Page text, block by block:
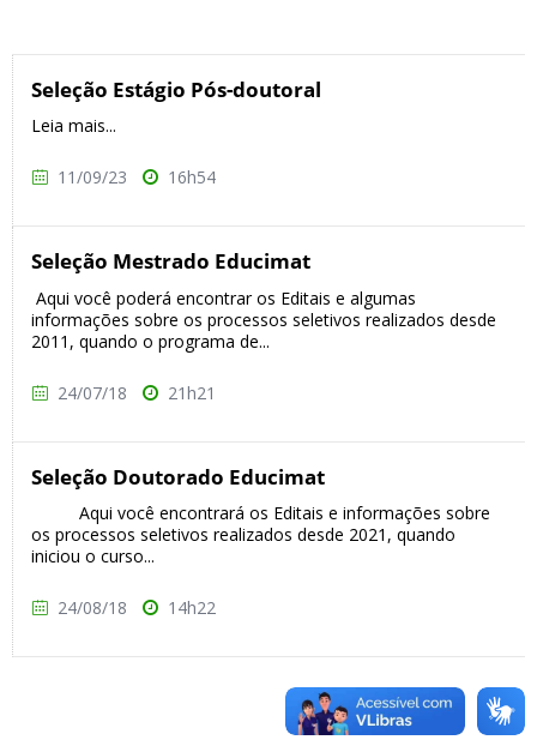
Seleção Estágio Pós-doutoral
Leia mais...
11/09/23 16h54
Seleção Mestrado Educimat
Aqui você poderá encontrar os Editais e algumas
informações sobre os processos seletivos realizados desde
2011, quando o programa de...
24/07/18 21h21
Seleção Doutorado Educimat
Aqui você encontrará os Editais e informações sobre
os processos seletivos realizados desde 2021, quando
iniciou o curso...
24/08/18 14h22